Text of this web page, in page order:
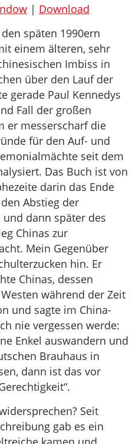
| Download
späten 1990ern
einem älteren, sehr
Imbiss in
über den Lauf der
gerade Paul Kennedys
Fall der großen
er messerscharf die
für den Auf- und
seit dem
Das Buch ist von
darin das Ende
Abstieg der
dann später des
Chinas zur
Mein Gegenüber
hin. Er
Chinas, dessen
während der Zeit
und sagte im China-
nie vergessen werde:
Enkel auswandern und
Brauhaus in
dann ist das vor
Seit
gab es ein